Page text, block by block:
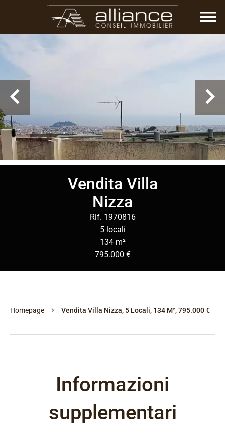
Vendita Villa
Nizza
Rif. 1970816
5 locali
134 m²
795.000 €
Homepage Vendita Villa Nizza, 5 Locali, 134 M², 795.000 €
Informazioni
supplementari